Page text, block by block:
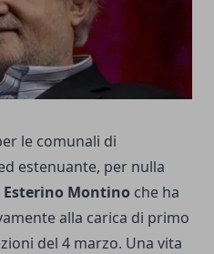
le comunali di
estenuante, per nulla
Esterino Montino che ha
alla carica di primo
del 4 marzo. Una vita